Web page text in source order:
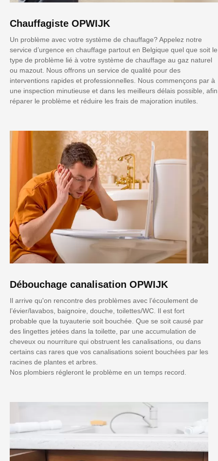
Chauffagiste OPWIJK
Un problème avec votre système de chauffage? Appelez notre
service d’urgence en chauffage partout en Belgique quel que soit le
type de problème lié à votre système de chauffage au gaz naturel
ou mazout. Nous offrons un service de qualité pour des
interventions rapides et professionnelles. Nous commençons par à
une inspection minutieuse et dans les meilleurs délais possible, afin
réparer le problème et réduire les frais de majoration inutiles.
Débouchage canalisation OPWIJK
Il arrive qu'on rencontre des problèmes avec l’écoulement de
l’évier/lavabos, baignoire, douche, toilettes/WC. Il est fort
probable que la tuyauterie soit bouchée. Que se soit causé par
des lingettes jetées dans la toilette, par une accumulation de
cheveux ou nourriture qui obstruent les canalisations, ou dans
certains cas rares que vos canalisations soient bouchées par les
racines de plantes et arbres.
Nos plombiers régleront le problème en un temps record.